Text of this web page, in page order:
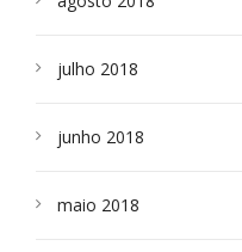
julho 2018
junho 2018
maio 2018